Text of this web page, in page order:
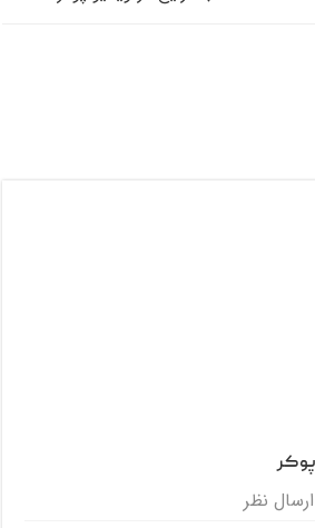
ارسال نظر